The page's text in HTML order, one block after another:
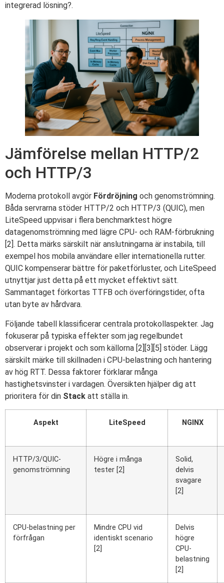
integrerad lösning?.
Jämförelse mellan HTTP/2
och HTTP/3
Moderna protokoll avgör Fördröjning och genomströmning.
Båda servrarna stöder HTTP/2 och HTTP/3 (QUIC), men
LiteSpeed uppvisar i flera benchmarktest högre
datagenomströmning med lägre CPU- och RAM-förbrukning
[2]. Detta märks särskilt när anslutningarna är instabila, till
exempel hos mobila användare eller internationella rutter.
QUIC kompenserar bättre för paketförluster, och LiteSpeed
utnyttjar just detta på ett mycket effektivt sätt.
Sammantaget förkortas TTFB och överföringstider, ofta
utan byte av hårdvara.
Följande tabell klassificerar centrala protokollaspekter. Jag
fokuserar på typiska effekter som jag regelbundet
observerar i projekt och som källorna [2][3][5] stöder. Lägg
särskilt märke till skillnaden i CPU-belastning och hantering
av hög RTT. Dessa faktorer förklarar många
hastighetsvinster i vardagen. Översikten hjälper dig att
prioritera för din Stack att ställa in.
Aspekt LiteSpeed NGINX
HTTP/3/QUIC-
genomströmning
Högre i många
tester [2]
Solid,
delvis
svagare
[2]
CPU-belastning per
förfrågan
Mindre CPU vid
identiskt scenario
[2]
Delvis
högre
CPU-
belastning
[2]